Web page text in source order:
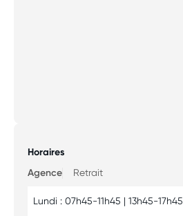
Horaires
Agence
Retrait
Lundi : 07h45-11h45 | 13h45-17h45